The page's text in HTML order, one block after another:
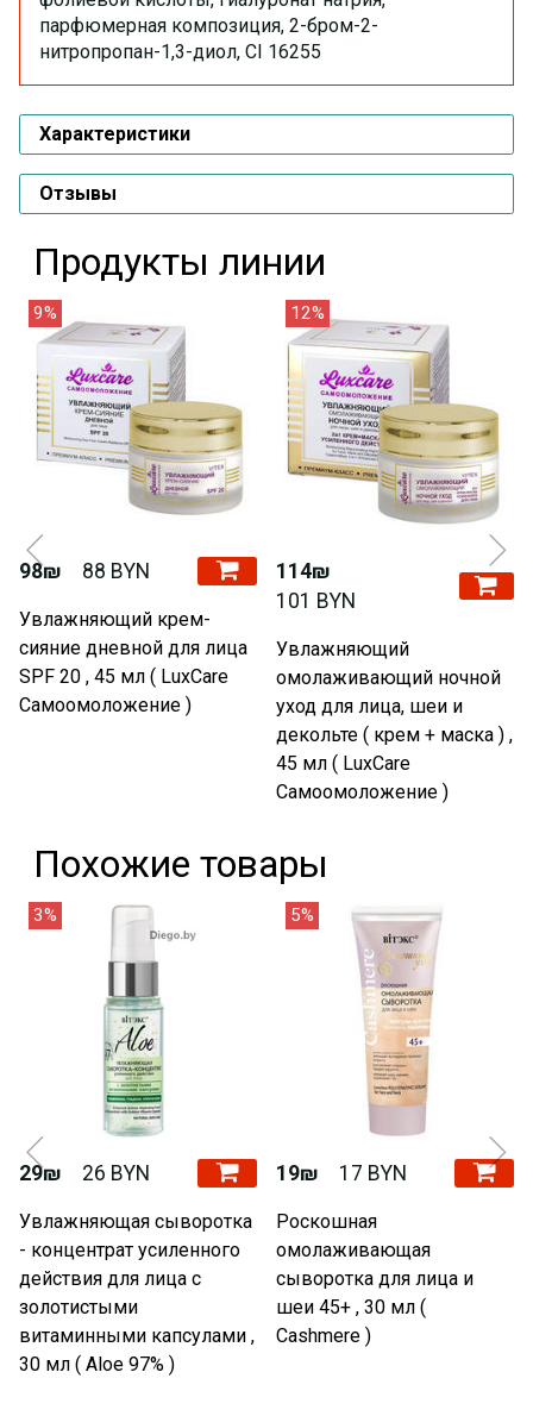
парфюмерная композиция, 2-бром-2-
нитропропан-1,3-диол, CI 16255
Характеристики
Отзывы
Продукты линии
9%
98₪ 88 BYN
Увлажняющий крем-
сияние дневной для лица
SPF 20 , 45 мл ( LuxCare
Самоомоложение )
12%
114₪
101 BYN
Увлажняющий
омолаживающий ночной
уход для лица, шеи и
декольте ( крем + маска ) ,
45 мл ( LuxCare
Самоомоложение )
Похожие товары
3%
29₪ 26 BYN
Увлажняющая сыворотка
- концентрат усиленного
действия для лица с
золотистыми
витаминными капсулами ,
30 мл ( Aloe 97% )
5%
19₪ 17 BYN
Роскошная
омолаживающая
сыворотка для лица и
шеи 45+ , 30 мл (
Cashmere )